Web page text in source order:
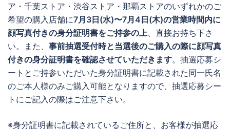
ア・千葉ストア・渋谷ストア・那覇ストアのいずれかのご
希望の購入店舗に7月3日(水)〜7月4日(木)の営業時間内に
顔写真付きの身分証明書をご持参の上 、直接お持ち下さ
い。また、 事前抽選受付時と当選後のご購入の際に顔写真
付きの身分証明書を確認させていただきます。抽選応募シ
ートとご持参いただいた身分証明書に記載された同一氏名
のご本人様のみご購入可能となりますので、抽選応募シー
トにご記入の際はご注意下さい。
※身分証明書に記載されているご住所と、お客様が抽選応